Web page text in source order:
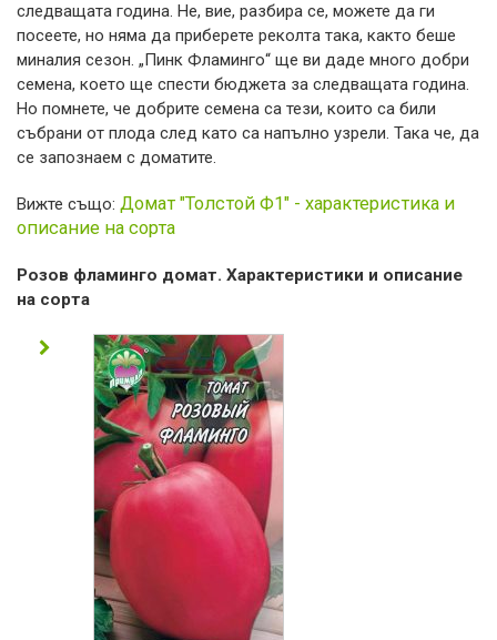
следващата година. Не, вие, разбира се, можете да ги
посеете, но няма да приберете реколта така, както беше
миналия сезон. „Пинк Фламинго“ ще ви даде много добри
семена, което ще спести бюджета за следващата година.
Но помнете, че добрите семена са тези, които са били
събрани от плода след като са напълно узрели. Така че, да
се запознаем с доматите.
Вижте също: Домат "Толстой Ф1" - характеристика и
описание на сорта
Розов фламинго домат. Характеристики и описание
на сорта